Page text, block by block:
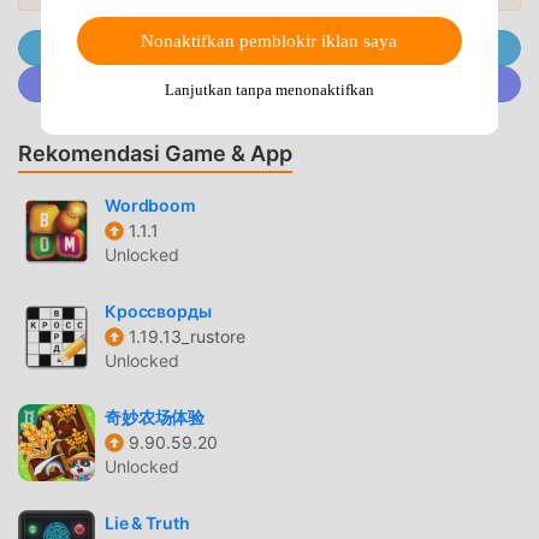
menjanjikan bahwa apapunKorean Hangul Handwritingmod
tidak akan membebankan biaya apa pun kepada pemain,
dan 100% aman, tersedia, dan gratis untuk dipasang.
Cukup unduh klien moddroid, Anda dapat mengunduh dan
menginstalKorean Hangul Handwriting 14.0 dengan satu
klik. Tunggu apa lagi, unduh moddroid dan mainkan!
GAMEPLAY UNIK
Korean Hangul Handwriting Sebagai game terkenal
mendapatkan banyak penggemar di seluruh dunia. Tidak
seperti tradisional educational game, diKorean Hangul
sehingga Anda dapat dengan mudah memulai seluruh
permainan dan menikmati kesenangan yang dibawa secara
klasik educational game Korean Hangul Handwriting 14.0.
membangun platform untuk educational pecinta game,
Gabung @MODDROID.CO di Telegram channel
Gabung @MODDROID.CO di komunitas Discord
Rekomendasi Game & App
Wordboom
1.1.1
Unlocked
Кроссворды
1.19.13_rustore
Unlocked
奇妙农场体验
9.90.59.20
Unlocked
Lie & Truth
Nonaktifkan pemblokir iklan saya
Lanjutkan tanpa menonaktifkan